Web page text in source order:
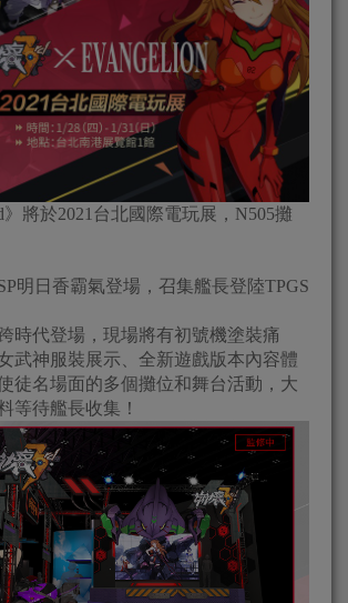
將於2021台北國際電玩展，N505攤
明日香霸氣登場，召集艦長登陸TPGS
時代登場，現場將有初號機塗裝痛
武神服裝展示、全新遊戲版本內容體
徒名場面的多個攤位和舞台活動，大
等待艦長收集！